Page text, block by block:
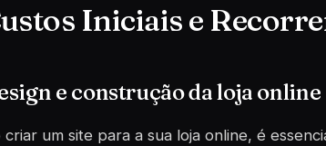
Iniciais e
e construção da loja online
criar um site para a sua loja online, é